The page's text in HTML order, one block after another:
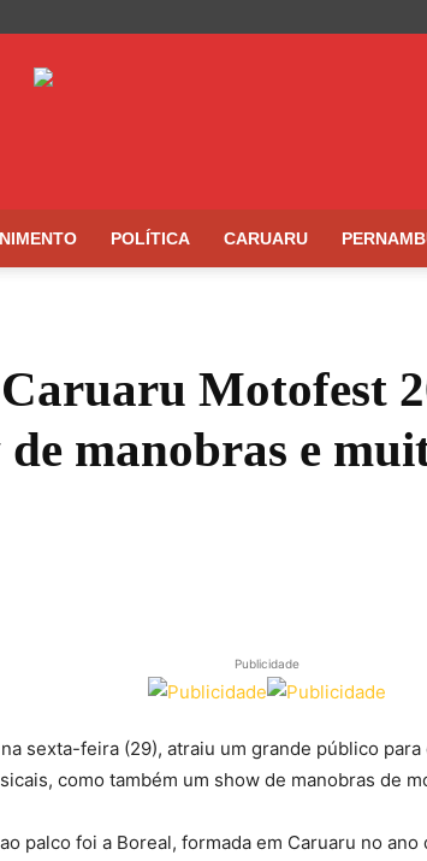
POLÍTICA CARUARU
Motofest
manobras e
Publicidade
sexta-feira (29), atraiu um grande público
como também um show de manobras de
palco foi a Boreal, formada em Caruaru no